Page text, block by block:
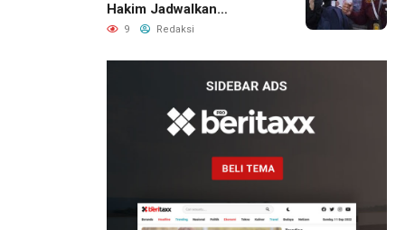
Hakim Jadwalkan
Pemanggilan Ulang BPR
9 Redaksi
11 jam lalu
Pemilik